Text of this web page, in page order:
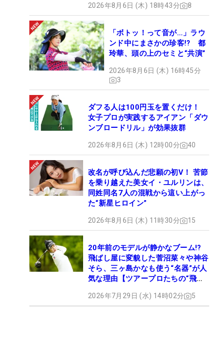
2026年8月6日 (木) 18時43分 8
「ボトッ！って音が…」ラウ
ンド中にまさかの珍客!? 都
玲華、頭の上のセミと“共演”
2026年8月6日 (木) 16時45分
3
ダフる人は100円玉を置くだけ！
女子プロが実践するアイアン「ダウ
ンブロードリル」が効果抜群
2026年8月6日 (木) 12時00分 40
改名が呼び込んだ悲願の初V！ 苦節
を乗り越えた美女イ・ユルリンは、
同姓同名7人の混戦から這い上がっ
た“新星ヒロイン”
2026年8月6日 (木) 11時30分 15
20年前のモデルが静かなブーム!?
飛ばし屋に変貌した菅沼菜々や神谷
そら、三ヶ島かなも使う“名器”が人
気な理由【ツアープロたちの“飛ば
2026年7月29日 (水) 14時02分 5